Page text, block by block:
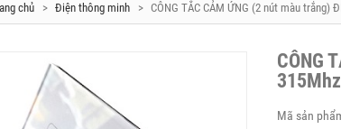
chủ > Điện thông minh > CÔNG TẮC CẢM ỨNG (2 nút màu trắng)
CÔNG
315Mhz
Mã sản